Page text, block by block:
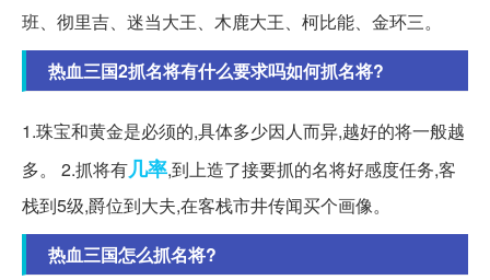
班、彻里吉、迷当大王、木鹿大王、柯比能、金环三。
热血三国2抓名将有什么要求吗如何抓名将?
1.珠宝和黄金是必须的,具体多少因人而异,越好的将一般越
多。 2.抓将有几率,到上造了接要抓的名将好感度任务,客
栈到5级,爵位到大夫,在客栈市井传闻买个画像。
热血三国怎么抓名将?